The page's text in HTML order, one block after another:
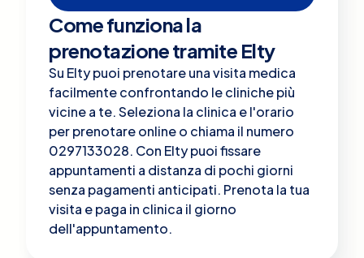
Come funziona la
prenotazione tramite Elty
Su Elty puoi prenotare una visita medica
facilmente confrontando le cliniche più
vicine a te. Seleziona la clinica e l'orario
per prenotare online o chiama il numero
0297133028. Con Elty puoi fissare
appuntamenti a distanza di pochi giorni
senza pagamenti anticipati. Prenota la tua
visita e paga in clinica il giorno
dell'appuntamento.